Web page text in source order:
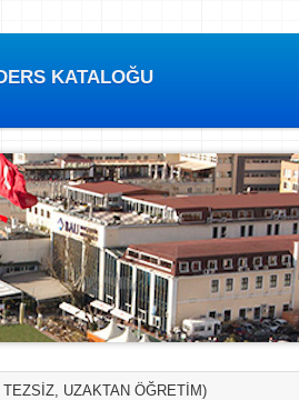
KATALOĞU
UZAKTAN ÖĞRETİM)